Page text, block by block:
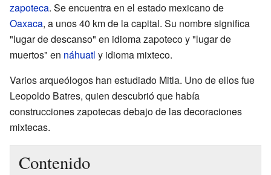
zapoteca. Se encuentra en el estado mexicano de
Oaxaca, a unos 40 km de la capital. Su nombre significa
"lugar de descanso" en idioma zapoteco y "lugar de
muertos" en náhuatl y idioma mixteco.
Varios arqueólogos han estudiado Mitla. Uno de ellos fue
Leopoldo Batres, quien descubrió que había
construcciones zapotecas debajo de las decoraciones
mixtecas.
Contenido